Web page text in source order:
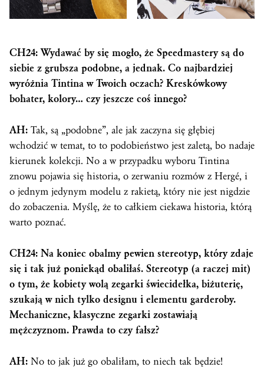
CH24: Wydawać by się mogło, że Speedmastery są do
siebie z grubsza podobne, a jednak. Co najbardziej
wyróżnia Tintina w Twoich oczach? Kreskówkowy
bohater, kolory… czy jeszcze coś innego?
AH: Tak, są „podobne”, ale jak zaczyna się głębiej
wchodzić w temat, to to podobieństwo jest zaletą, bo nadaje
kierunek kolekcji. No a w przypadku wyboru Tintina
znowu pojawia się historia, o zerwaniu rozmów z Hergé, i
o jednym jedynym modelu z rakietą, który nie jest nigdzie
do zobaczenia. Myślę, że to całkiem ciekawa historia, którą
warto poznać.
CH24: Na koniec obalmy pewien stereotyp, który zdaje
się i tak już poniekąd obaliłaś. Stereotyp (a raczej mit)
o tym, że kobiety wolą zegarki świecidełka, biżuterię,
szukają w nich tylko designu i elementu garderoby.
Mechaniczne, klasyczne zegarki zostawiają
mężczyznom. Prawda to czy fałsz?
AH: No to jak już go obaliłam, to niech tak będzie!